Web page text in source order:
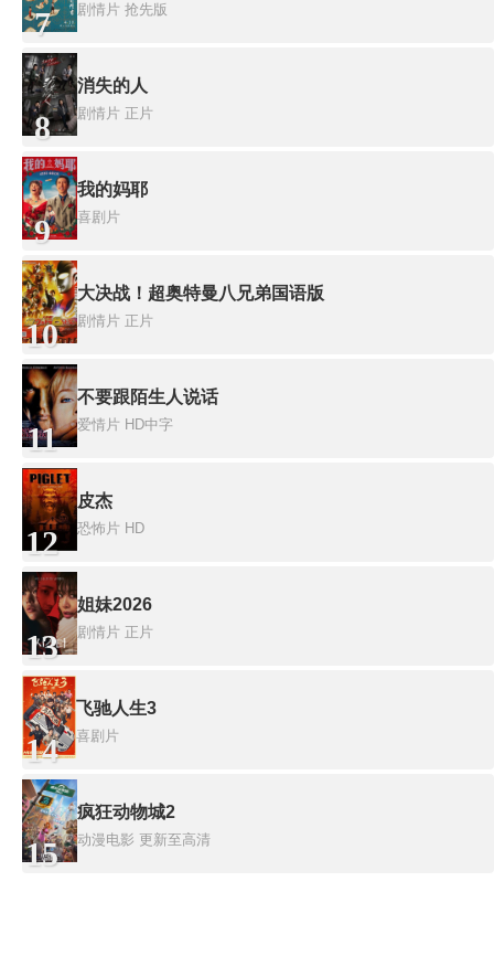
7 剧情片 抢先版
8
消失的人
剧情片 正片
9
我的妈耶
喜剧片
10
大决战！超奥特曼八兄弟国语版
剧情片 正片
11
不要跟陌生人说话
爱情片 HD中字
12
皮杰
恐怖片 HD
13
姐妹2026
剧情片 正片
14
飞驰人生3
喜剧片
15
疯狂动物城2
动漫电影 更新至高清